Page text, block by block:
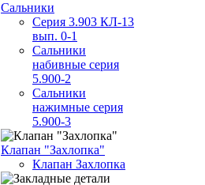
Сальники
Серия 3.903 КЛ-13
вып. 0-1
Сальники
набивные серия
5.900-2
Сальники
нажимные серия
5.900-3
Клапан "Захлопка"
Клапан Захлопка